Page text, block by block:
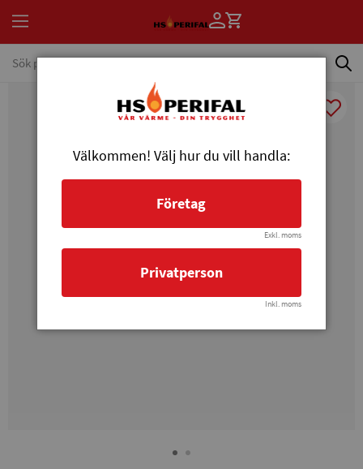
Välkommen! Välj hur du vill handla:
Företag
Exkl. moms
Privatperson
Inkl. moms